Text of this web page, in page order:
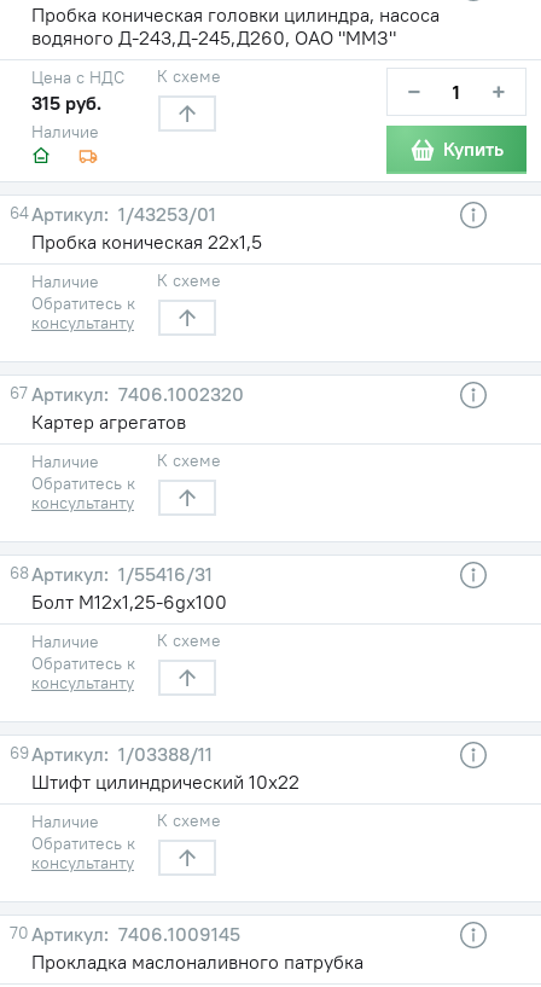
Пробка коническая головки цилиндра, насоса
водяного Д-243,Д-245,Д260, ОАО "ММЗ"
Наличие
Цена с НДС
315 руб.
К схеме − +
Купить
64
1/43253/01
Пробка коническая 22х1,5
Наличие
Обратитесь к
консультанту
К схеме
67
7406.1002320
Картер агрегатов
Наличие
Обратитесь к
консультанту
К схеме
68
1/55416/31
Болт М12х1,25-6gх100
Наличие
Обратитесь к
консультанту
К схеме
69
1/03388/11
Штифт цилиндрический 10х22
Наличие
Обратитесь к
консультанту
К схеме
70
7406.1009145
Прокладка маслоналивного патрубка